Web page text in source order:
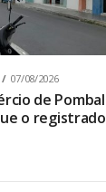
07/08/2026
de Pombal
o registrado